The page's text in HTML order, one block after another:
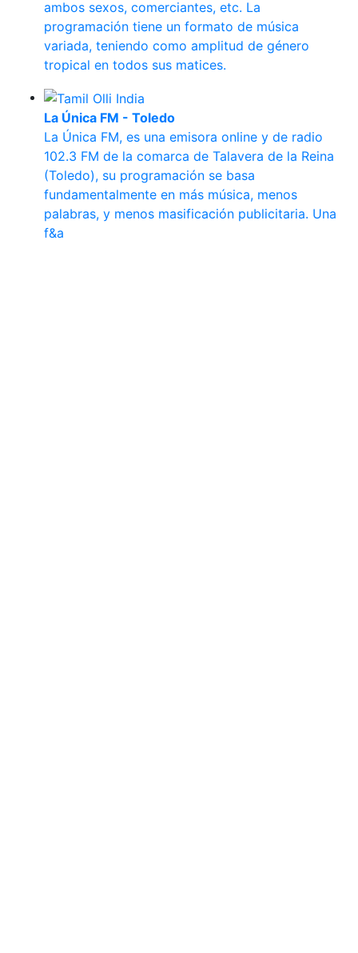
ambos sexos, comerciantes, etc. La
programación tiene un formato de música
variada, teniendo como amplitud de género
tropical en todos sus matices.
La Única FM - Toledo
La Única FM, es una emisora online y de radio
102.3 FM de la comarca de Talavera de la Reina
(Toledo), su programación se basa
fundamentalmente en más música, menos
palabras, y menos masificación publicitaria. Una
f&a